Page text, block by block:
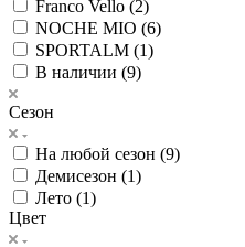
Franco Vello (2)
NOCHE MIO (6)
SPORTALM (1)
В наличии (9)
Сезон
На любой сезон (9)
Демисезон (1)
Лето (1)
Цвет